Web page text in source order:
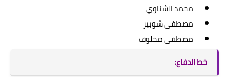
محمد الشناوي
مصطفى شوبير
مصطفى مخلوف
خط الدفاع: